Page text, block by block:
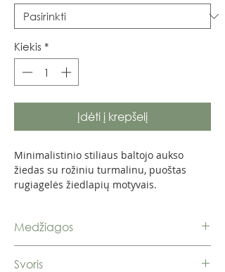
Kiekis *
Įdėti į krepšelį
Minimalistinio stiliaus baltojo aukso
žiedas su rožiniu turmalinu, puoštas
rugiagelės žiedlapių motyvais.
Medžiagos
Svoris